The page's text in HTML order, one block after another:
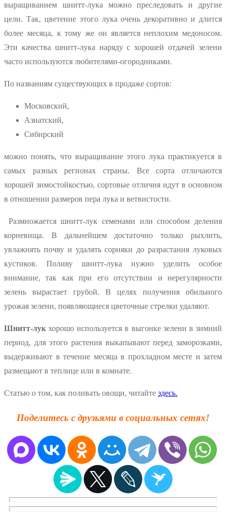
выращиванием шнитт-лука можно преследовать и другие
цели. Так, цветение этого лука очень декоративно и длится
более месяца, к тому же он является неплохим медоносом.
Эти качества шнитт-лука наряду с хорошей отдачей зелени
часто используются любителями-огородниками.
По названиям существующих в продаже сортов:
Московский,
Азиатский,
Сибирский
можно понять, что выращивание этого лука практикуется в
самых разных регионах страны. Все сорта отличаются
хорошей зимостойкостью, сортовые отличия идут в основном
в отношении размеров пера лука и ветвистости.
Размножается шнитт-лук семенами или способом деления
корневища. В дальнейшем достаточно только рыхлить,
увлажнять почву и удалять сорняки до разрастания луковых
кустиков. Поливу шнитт-лука нужно уделить особое
внимание, так как при его отсутствии и нерегулярности
зелень вырастает грубой. В целях получения обильного
урожая зелени, появляющиеся цветочные стрелки удаляют.
Шнитт-лук хорошо используется в выгонке зелени в зимний
период, для этого растения выкапывают перед заморозками,
выдерживают в течение месяца в прохладном месте и затем
размещают в теплице или в комнате.
Статью о том, как поливать овощи, читайте здесь.
Поделитесь с друзьями в социальных сетях!